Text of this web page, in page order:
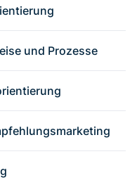
und Prozesse